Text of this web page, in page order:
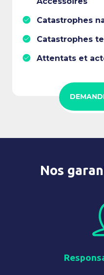
Catastrophes
Catastrophes
Attentats et
Nos